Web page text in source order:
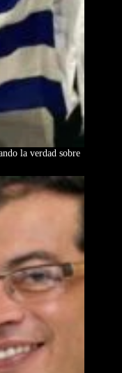
la verdad sobre